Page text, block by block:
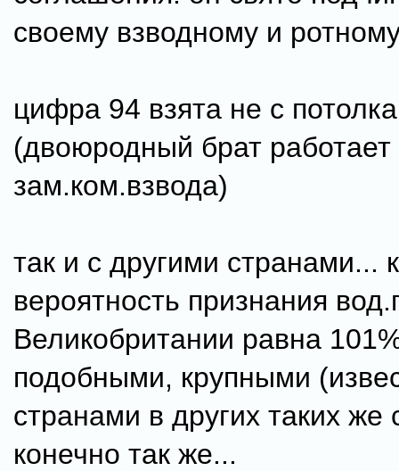
своему взводному и
цифра 94 взята не с
(двоюродный брат работает
зам.ком.взвода)
так и с другими странами...
вероятность признания
Великобритании равна
подобными, крупными
странами в других таких же
конечно так же...